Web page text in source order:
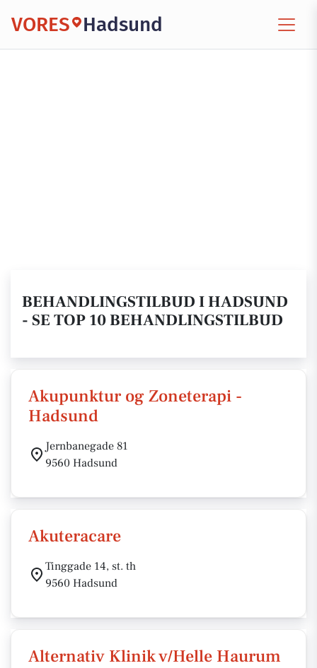
VORES Hadsund
BEHANDLINGSTILBUD I HADSUND
- SE TOP 10 BEHANDLINGSTILBUD
Akupunktur og Zoneterapi -
Hadsund
Jernbanegade 81
9560 Hadsund
Akuteracare
Tinggade 14, st. th
9560 Hadsund
Alternativ Klinik v/Helle Haurum